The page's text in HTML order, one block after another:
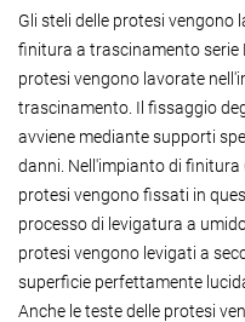
Gli steli delle protesi vengono
finitura a trascinamento serie
protesi vengono lavorate
trascinamento. Il fissaggio
avviene mediante supporti
danni. Nell'impianto di finitura
protesi vengono fissati in
processo di levigatura a
protesi vengono levigati a
superficie perfettamente
Anche le teste delle protesi